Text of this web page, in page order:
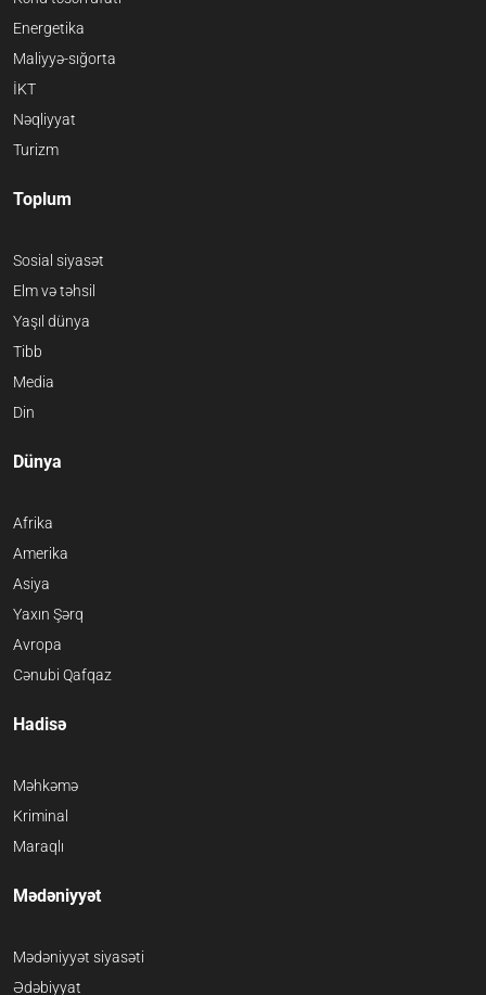
Energetika
Maliyyə-sığorta
İKT
Nəqliyyat
Turizm
Toplum
Sosial siyasət
Elm və təhsil
Yaşıl dünya
Tibb
Media
Din
Dünya
Afrika
Amerika
Asiya
Yaxın Şərq
Avropa
Cənubi Qafqaz
Hadisə
Məhkəmə
Kriminal
Maraqlı
Mədəniyyət
Mədəniyyət siyasəti
Ədəbiyyat